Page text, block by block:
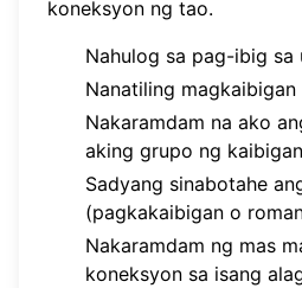
koneksyon ng tao.
Nahulog sa pag-ibig sa
Nanatiling magkaibigan
Nakaramdam na ako
aking grupo ng
Sadyang sinabotahe
(pagkakaibigan o
Nakaramdam ng mas
koneksyon sa isang